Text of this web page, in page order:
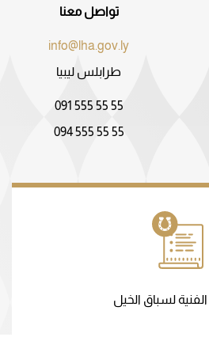
تواصل معنا
info@lha.gov.ly
طرابلس ليبيا
091 555 55 55
094 555 55 55
الفنية لسباق الخيل